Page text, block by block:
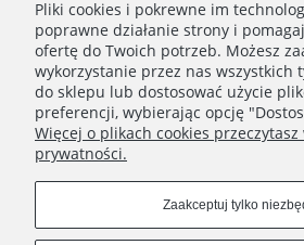
WAŻNE INFORMACJE
POLECANE STRONY
Pliki cookies i pokrewne im
poprawne działanie strony i
ofertę do Twoich potrzeb. Możesz
wykorzystanie przez nas wszystkich
do sklepu lub dostosować użycie
preferencji, wybierając opcję
Więcej o plikach cookies przeczytasz
prywatności.
Zaakceptuj tylko